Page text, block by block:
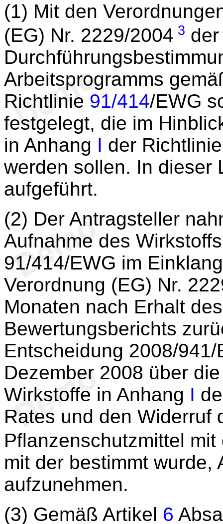
(1) Mit den
(EG) Nr. 2229/2004 3
Arbeitsprogramms
Richtlinie 91/414/EWG
festgelegt, die im
in Anhang I der
werden sollen. In dieser
aufgeführt.
(2) Der Antragsteller
Aufnahme des
91/414/EWG im
Verordnung (EG) Nr.
Monaten nach Erhalt
Bewertungsberichts
Entscheidung 2008/
Dezember 2008 über
Wirkstoffe in Anhang I
Rates und den Widerruf
Pflanzenschutzmittel
mit der bestimmt wurde,
aufzunehmen.
(3) Gemäß Artikel 6